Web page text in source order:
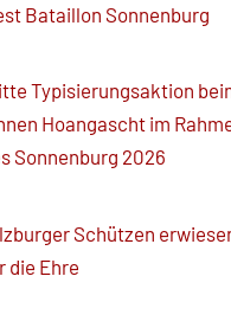
Bataillon Sonnenburg
Typisierungsaktion
Hoangascht im
Sonnenburg 2026
Schützen
die Ehre